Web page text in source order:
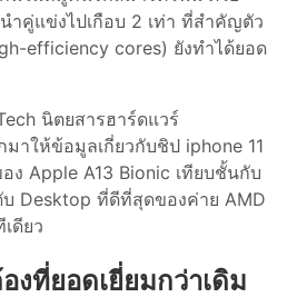
ำคู่แข่งไปเกือบ 2 เท่า ที่สำคัญตัว
efficiency cores) ยังทำได้ยอด
นิตยสารฮาร์ดแวร์
าให้ข้อมูลเกี่ยวกับชิป iphone 11
ง Apple A13 Bionic เทียบชั้นกับ
Desktop ที่ดีที่สุดของค่าย AMD
ดียว
งที่ยอดเยี่ยมกว่าเดิม